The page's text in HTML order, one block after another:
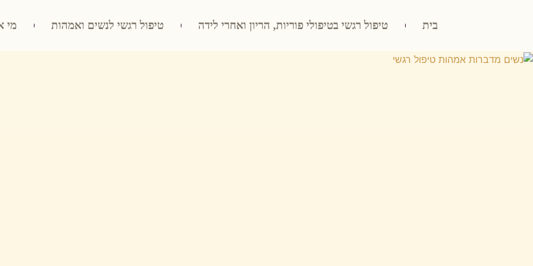
בית טיפול רגשי בטיפולי פוריות, הריון ואחרי לידה טיפול רגשי לנשים ואמהות מי